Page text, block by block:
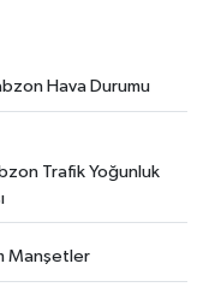
Hava Durumu
Trafik Yoğunluk
Manşetler